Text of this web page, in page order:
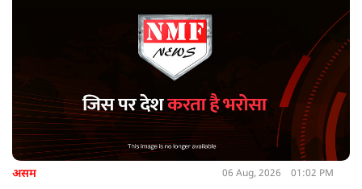
असम 06 Aug, 2026 01:02 PM